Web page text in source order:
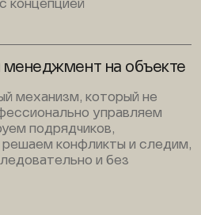
концепцией
менеджмент на объекте
механизм, который не
управляем
подрядчиков,
решаем конфликты и следим,
и без